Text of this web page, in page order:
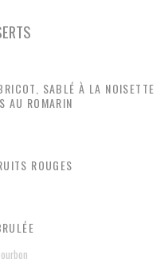
SABLÉ À LA NOISETTE
AU ROMARIN
ROUGES